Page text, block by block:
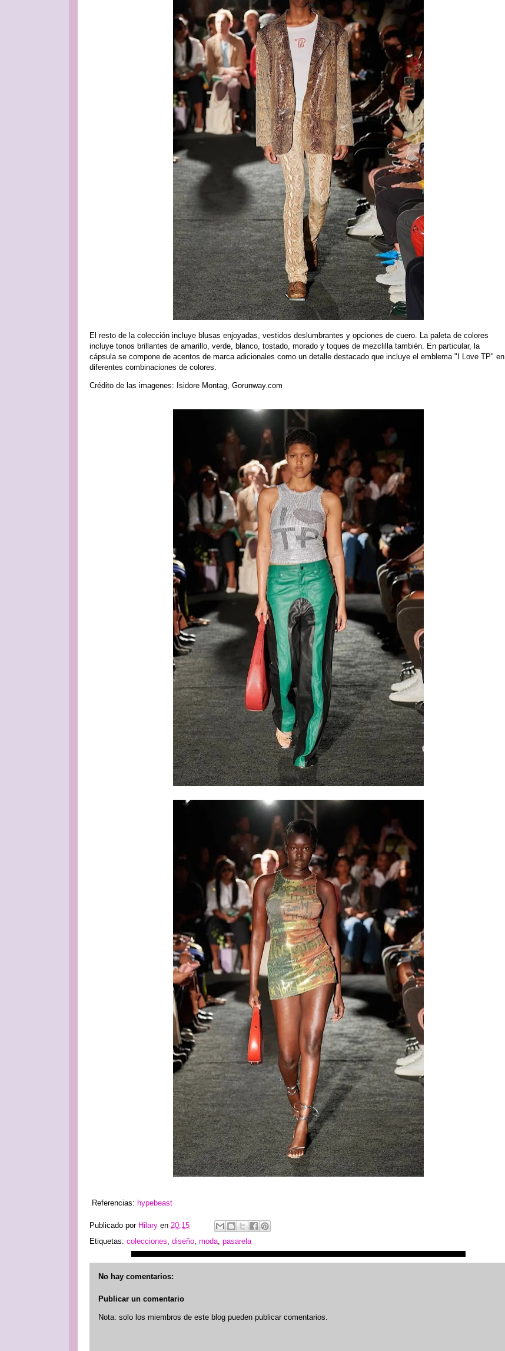
El resto de la colección incluye blusas enjoyadas, vestidos deslumbrantes y opciones de cuero. La paleta de colores
incluye tonos brillantes de amarillo, verde, blanco, tostado, morado y toques de mezclilla también. En particular, la
cápsula se compone de acentos de marca adicionales como un detalle destacado que incluye el emblema "I Love TP" en
diferentes combinaciones de colores.
Crédito de las imagenes: Isidore Montag, Gorunway.com
Referencias: hypebeast
Publicado por Hilary en 20:15
Etiquetas: colecciones diseño moda pasarela
No hay comentarios:
Publicar un comentario
Nota: solo los miembros de este blog pueden publicar comentarios.